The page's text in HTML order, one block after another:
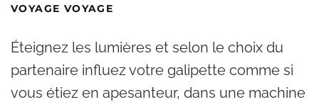
VOYAGE VOYAGE
Éteignez les lumières et selon le choix du
partenaire influez votre galipette comme si
vous étiez en apesanteur, dans une machine